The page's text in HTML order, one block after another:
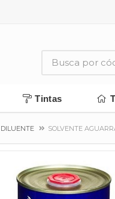
Tintas
DILUENTE SOLVENTE